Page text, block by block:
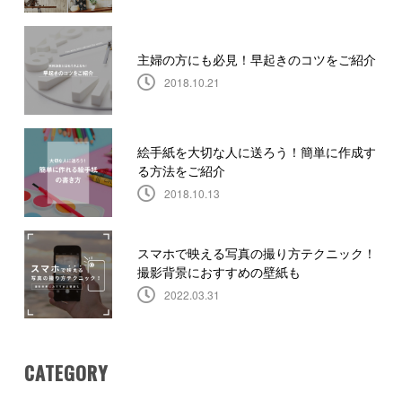
主婦の方にも必見！早起きのコツをご紹介
2018.10.21
絵手紙を大切な人に送ろう！簡単に作成す
る方法をご紹介
2018.10.13
スマホで映える写真の撮り方テクニック！
撮影背景におすすめの壁紙も
2022.03.31
CATEGORY